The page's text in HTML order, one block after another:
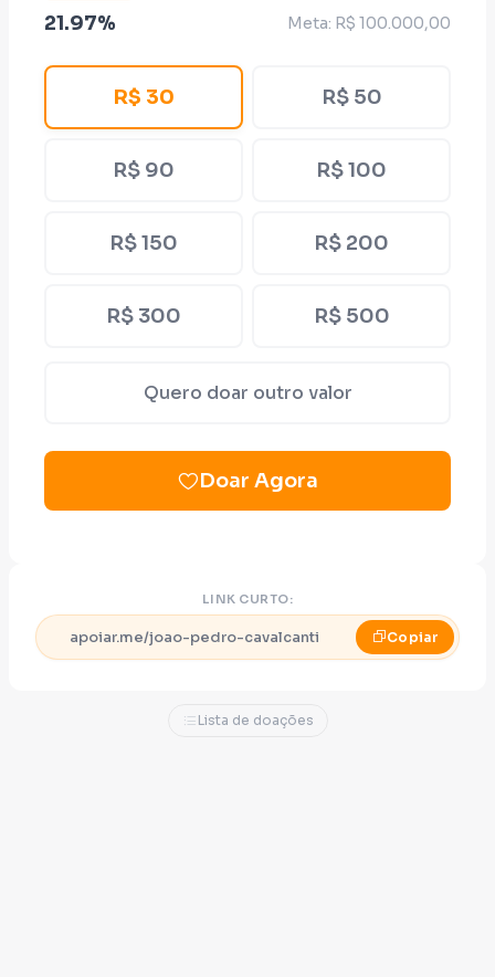
21.97% Meta: R$ 100.000,00
R$ 30 R$ 50
R$ 90 R$ 100
R$ 150 R$ 200
R$ 300 R$ 500
Quero doar outro valor
Doar Agora
LINK CURTO:
apoiar.me/joao-pedro-cavalcanti Copiar
Lista de doações